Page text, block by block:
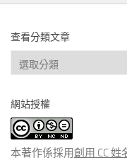
查看分類文章
查
看
類
文
章
網站授權
本著作係採用創用 CC